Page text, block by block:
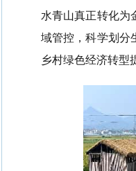
水青山真正转化为
域管控，科学划分
乡村绿色经济转型